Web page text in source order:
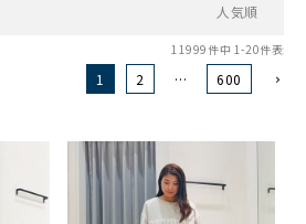
人気順
11999 件中 1-20件表示
1 2 … 600